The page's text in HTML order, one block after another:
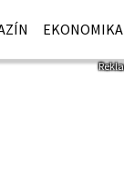
EKONOMIKA